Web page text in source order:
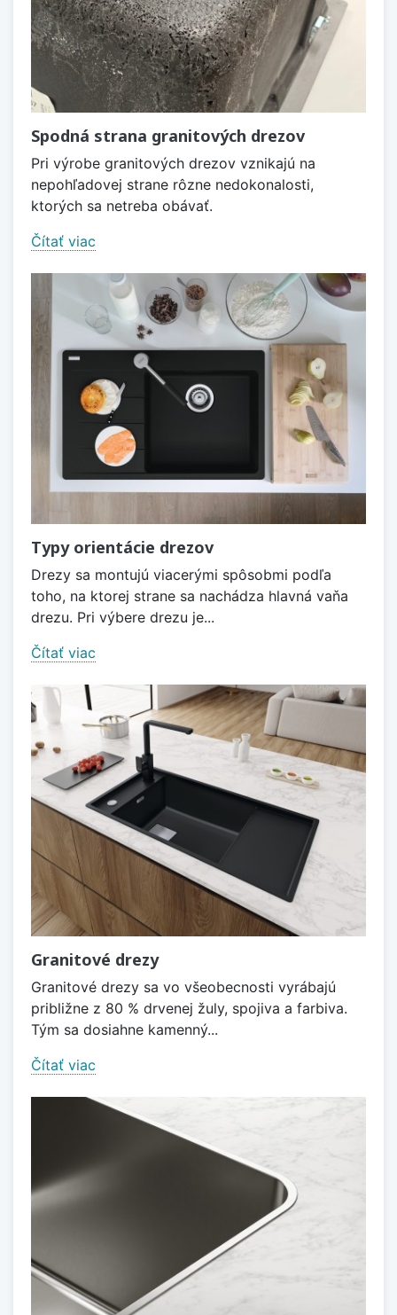
Spodná strana granitových drezov
Pri výrobe granitových drezov vznikajú na
nepohľadovej strane rôzne nedokonalosti,
ktorých sa netreba obávať.
Čítať viac
Typy orientácie drezov
Drezy sa montujú viacerými spôsobmi podľa
toho, na ktorej strane sa nachádza hlavná vaňa
drezu. Pri výbere drezu je...
Čítať viac
Granitové drezy
Granitové drezy sa vo všeobecnosti vyrábajú
približne z 80 % drvenej žuly, spojiva a farbiva.
Tým sa dosiahne kamenný...
Čítať viac